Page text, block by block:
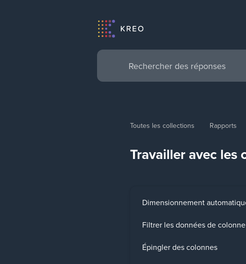
Toutes les collections Rapports
Travailler avec les
Dimensionnement
Filtrer les données de colonne
Épingler des colonnes